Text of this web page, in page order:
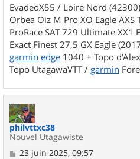
EvadeoX55 / Loire Nord
Orbea Oiz M Pro XO Eagle AXS
ProRace SAT 729 Ultimate XX1
Exact Finest 27,5 GX Eagle
garmin edge 1040 + Topo
Topo UtagawaVTT / garmin
philvttxc38
Nouvel Utagawiste
M
23 juin 2025, 09:57